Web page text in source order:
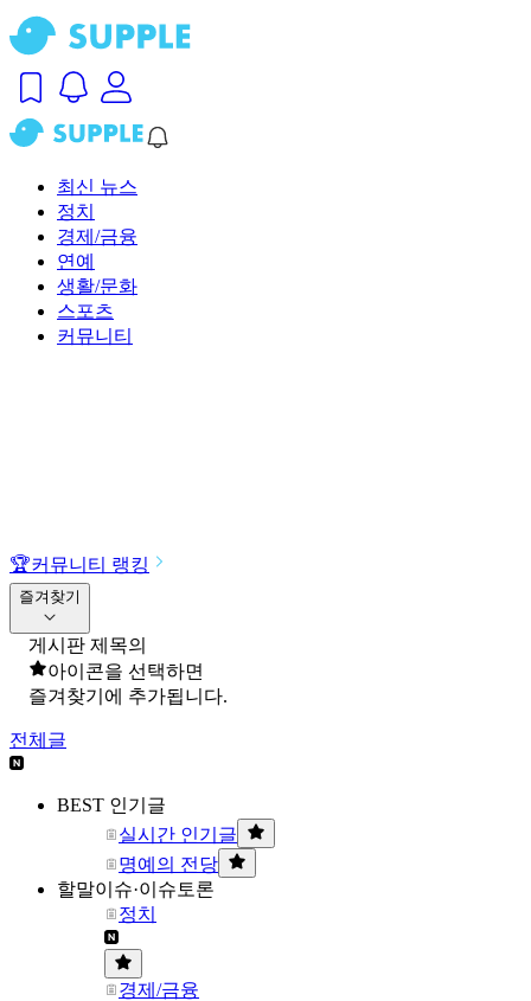
최신 뉴스
정치
경제/금융
연예
생활/문화
스포츠
커뮤니티
🏆커뮤니티 랭킹
즐겨찾기
게시판 제목의
아이콘을 선택하면
즐겨찾기에 추가됩니다.
전체글
BEST 인기글
실시간 인기글
명예의 전당
할말이슈·이슈토론
정치
경제/금융